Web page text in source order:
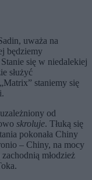
uważa na
będziemy
się w niedalekiej
służyć
staniemy się
od
skroluje. Tłuką się
pokonała Chiny
– Chiny, na mocy
młodzież